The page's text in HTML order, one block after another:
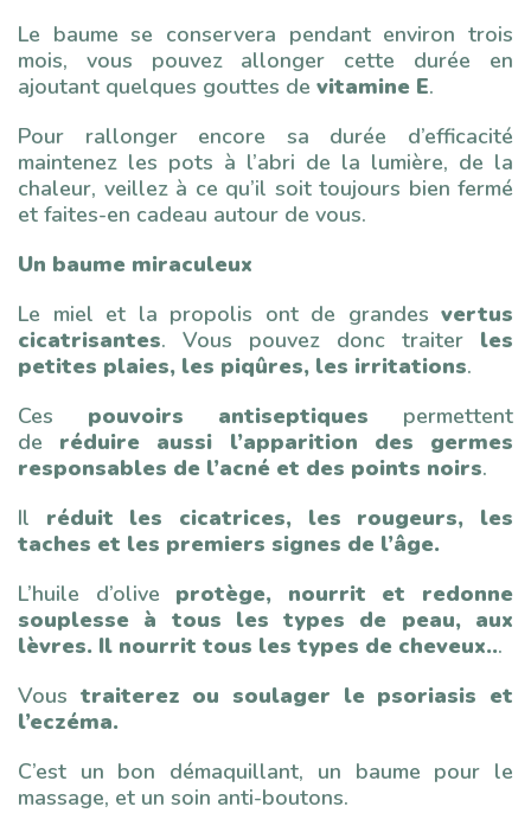
Le baume se conservera pendant environ trois
mois, vous pouvez allonger cette durée en
ajoutant quelques gouttes de vitamine E.
Pour rallonger encore sa durée d’efficacité
maintenez les pots à l’abri de la lumière, de la
chaleur, veillez à ce qu’il soit toujours bien fermé
et faites-en cadeau autour de vous.
Un baume miraculeux
Le miel et la propolis ont de grandes vertus
cicatrisantes. Vous pouvez donc traiter les
petites plaies, les piqûres, les irritations.
Ces pouvoirs antiseptiques permettent
de réduire aussi l’apparition des germes
responsables de l’acné et des points noirs.
Il réduit les cicatrices, les rougeurs, les
taches et les premiers signes de l’âge.
L’huile d’olive protège, nourrit et redonne
souplesse à tous les types de peau, aux
lèvres. Il nourrit tous les types de cheveux...
Vous traiterez ou soulager le psoriasis et
l’eczéma.
C’est un bon démaquillant, un baume pour le
massage, et un soin anti-boutons.